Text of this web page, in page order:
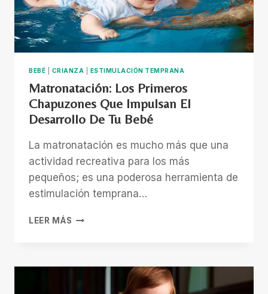
EMOCIONAL
DE
LOS
NIÑOS
BEBÉ CRIANZA ESTIMULACIÓN TEMPRANA
Matronatación: Los Primeros
Chapuzones Que Impulsan El
Desarrollo De Tu Bebé
La matronatación es mucho más que una
actividad recreativa para los más
pequeños; es una poderosa herramienta de
estimulación temprana…
LEER MÁS MATRONATACIÓN:
QUE